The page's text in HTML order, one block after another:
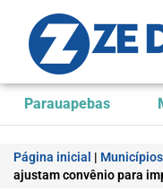
Parauapebas
Página inicial | Municípios
ajustam convênio para